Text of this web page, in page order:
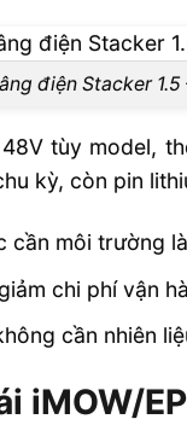
điện Stacker 1.5
tùy model,
kỳ, còn pin
cần môi trường
chi phí vận
cần nhiên
iMOW/EP